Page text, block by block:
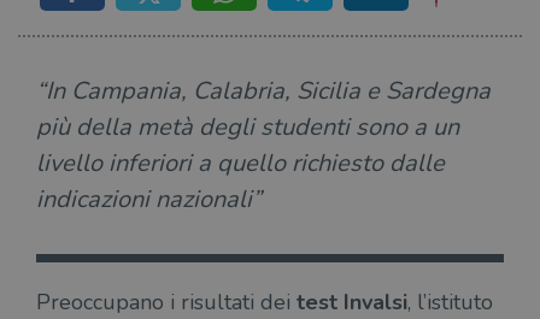
“In Campania, Calabria, Sicilia e Sardegna
più della metà degli studenti sono a un
livello inferiori a quello richiesto dalle
indicazioni nazionali”
Preoccupano i risultati dei test Invalsi, l’istituto